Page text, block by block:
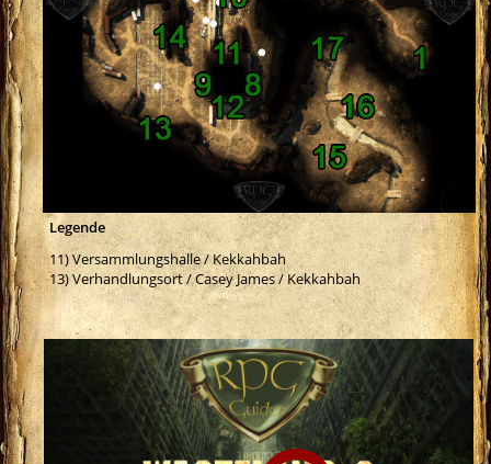
Legende
11) Versammlungshalle / Kekkahbah
13) Verhandlungsort / Casey James / Kekkahbah